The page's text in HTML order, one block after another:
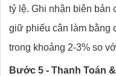
tỷ lệ. Ghi nhận biên bản
giữ phiếu cân làm bằng
trong khoảng 2-3% so
Bước 5 - Thanh Toán